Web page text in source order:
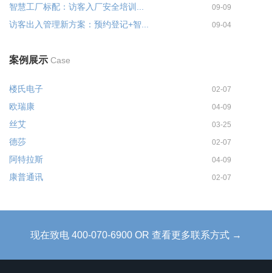
智慧工厂标配：访客入厂安全培训... 09-09
访客出入管理新方案：预约登记+智... 09-04
案例展示 Case
楼氏电子 02-07
欧瑞康 04-09
丝艾 03-25
德莎 02-07
阿特拉斯 04-09
康普通讯 02-07
现在致电 400-070-6900 OR 查看更多联系方式 →